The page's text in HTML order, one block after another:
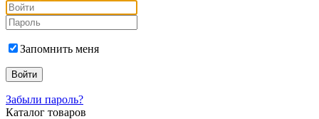
Запомнить меня
Забыли пароль?
Каталог товаров